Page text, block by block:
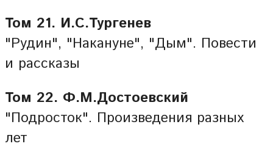
Том 21. И.С.Тургенев
"Рудин", "Накануне", "Дым". Повести
и рассказы
Том 22. Ф.М.Достоевский
"Подросток". Произведения разных
лет